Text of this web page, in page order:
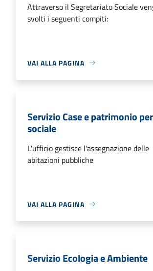
Attraverso il Segretariato Sociale
svolti i seguenti compiti:
VAI ALLA PAGINA
Servizio Case e patrimonio
sociale
L'ufficio gestisce l'assegnazione delle
abitazioni pubbliche
VAI ALLA PAGINA
Servizio Ecologia e Ambiente